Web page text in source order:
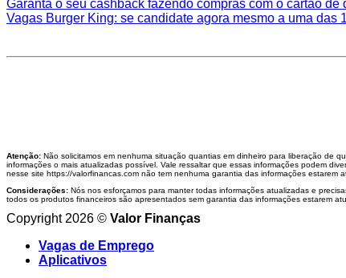
Garanta o seu cashback fazendo compras com o cartão de
Vagas Burger King: se candidate agora mesmo a uma das
Atenção: Não solicitamos em nenhuma situação quantias em dinheiro para liberação de
informações o mais atualizadas possível. Vale ressaltar que essas informações podem
nesse site https://valorfinancas.com não tem nenhuma garantia das informações
Considerações: Nós nos esforçamos para manter todas informações atualizadas e
todos os produtos financeiros são apresentados sem garantia das informações estarem
Copyright 2026 © Valor Finanças
Vagas de Emprego
Aplicativos